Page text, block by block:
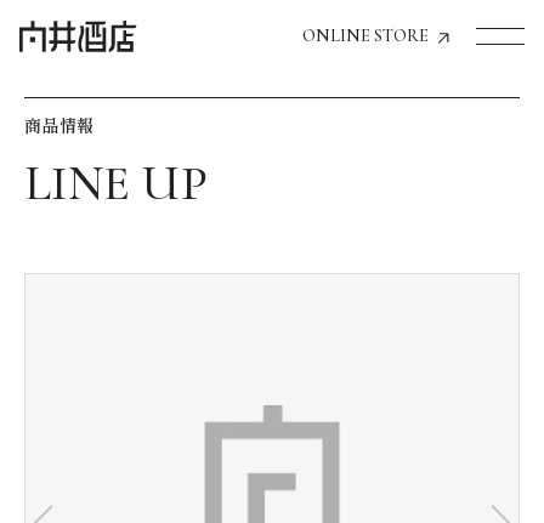
ONLINE STORE
飲食店経営のお客様
お気に入り機能の活用方法
商品情報